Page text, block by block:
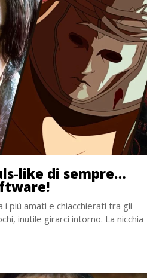
like di sempre…
più amati e chiacchierati tra gli
inutile girarci intorno. La nicchia